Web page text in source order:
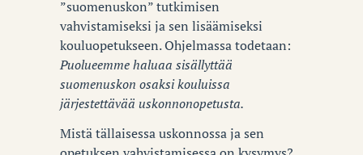
”suomenuskon” tutkimisen
vahvistamiseksi ja sen lisäämiseksi
kouluopetukseen. Ohjelmassa todetaan:
Puolueemme haluaa sisällyttää
suomenuskon osaksi kouluissa
järjestettävää uskonnonopetusta.
Mistä tällaisessa uskonnossa ja sen